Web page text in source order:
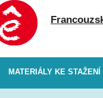
MATERIÁLY KE STAŽENÍ